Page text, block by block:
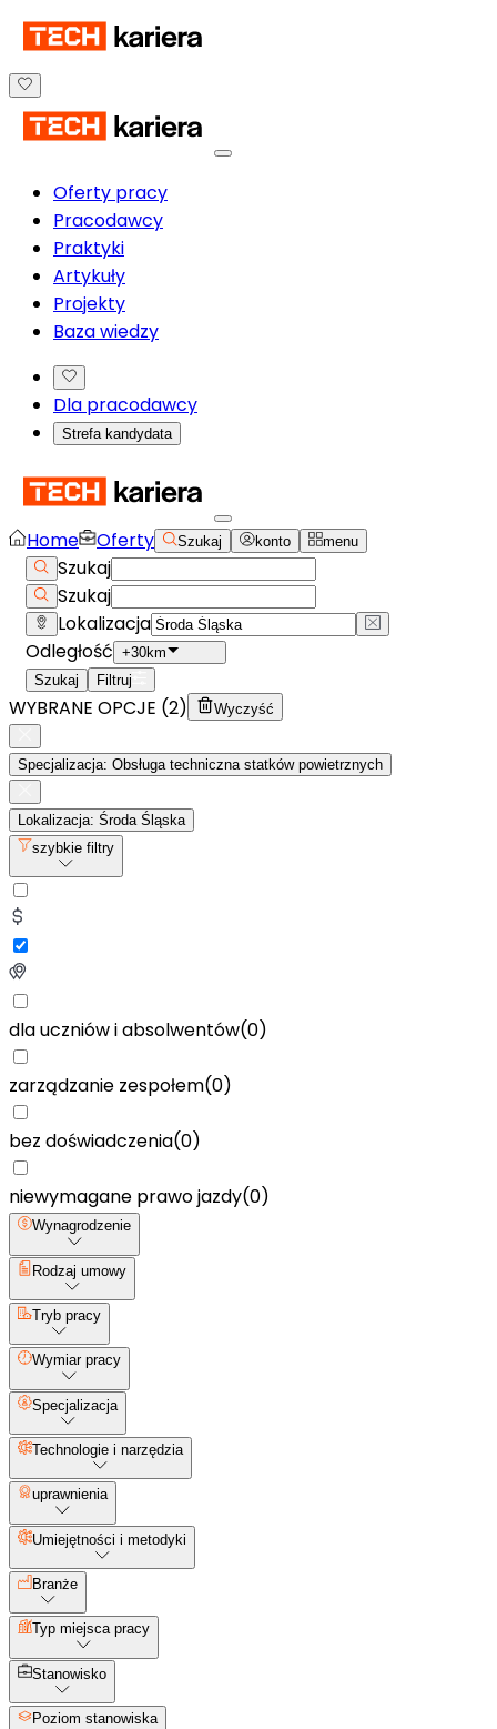
Oferty pracy
Pracodawcy
Praktyki
Artykuły
Projekty
Baza wiedzy
Dla pracodawcy
Strefa kandydata
Home Oferty Szukaj konto menu
Szukaj
Szukaj
Lokalizacja
Odległość +30km
Szukaj
Filtruj
WYBRANE OPCJE (2) Wyczyść
Specjalizacja: Obsługa techniczna statków powietrznych
Lokalizacja: Środa Śląska
szybkie filtry
dla uczniów i absolwentów(0)
zarządzanie zespołem(0)
bez doświadczenia(0)
niewymagane prawo jazdy(0)
Wynagrodzenie
Rodzaj umowy
Tryb pracy
Wymiar pracy
Specjalizacja
Technologie i narzędzia
uprawnienia
Umiejętności i metodyki
Branże
Typ miejsca pracy
Stanowisko
Poziom stanowiska